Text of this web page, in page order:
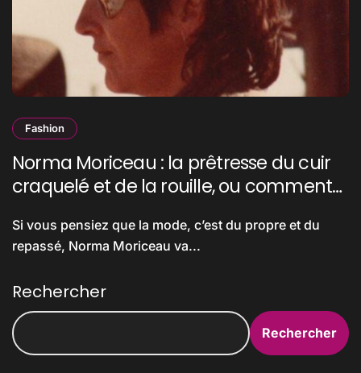
Fashion
Norma Moriceau : la prêtresse du cuir
craquelé et de la rouille, ou comment
Si vous pensiez que la mode, c’est du propre et du
repassé, Norma Moriceau va...
Rechercher
Rechercher